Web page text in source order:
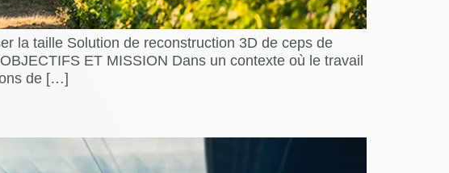
la taille Solution de reconstruction 3D de ceps de
ET MISSION Dans un contexte où le travail
de […]